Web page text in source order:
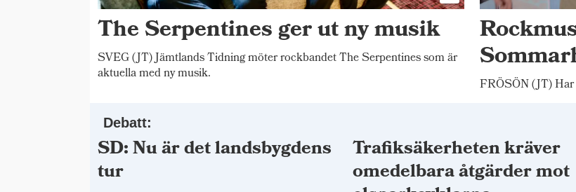
The Serpentines ger ut ny musik
SVEG (JT) Jämtlands Tidning möter rockbandet The Serpentines som är
aktuella med ny musik.
FRÖSÖN (JT)
Debatt:
SD: Nu är det landsbygdens
tur
Trafiksäkerheten kräver
omedelbara åtgärder mot